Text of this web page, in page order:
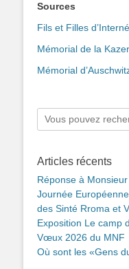
Sources
Fils et Filles
Mémorial de la
Mémorial
Rechercher :
Articles récents
Réponse à Monsieur
Journée
des Sinté Rroma et
Exposition Le camp
Vœux 2026 du MNF
Où sont les «Gens